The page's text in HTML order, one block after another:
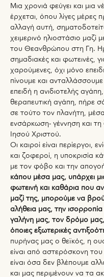
Μια χρονιά φεύγει και μια
έρχεται, όπου λίγες μέρες
αλλαγή αυτή,
χειμερινό ηλιοστάσιο μαζί
του Θεανθρώπου στη Γη.
σημαδιακές και φωτεινές,
χαρούμενες, όχι μόνο
πίνουμε και
επειδή η ανιδιοτελής
θεραπευτική αγάπη, πήρε
σε τούτο τον πλανήτη,
ενσάρκωση- γέννηση και
Ιησού Χριστού.
Οι καιροί είναι περίεργοι,
και ζοφεροί, η υποκρισία
με τον φόβο και την
κάπου μέσα μας, υπάρχει
φωτεινή και καθάρια που
μαζί της, μπορούμε να
αλήθεια μας, την
γαλήνη μας, τον δρόμο
όποιες εξωτερικές
πυρήνας μας ο θεϊκός, η
είναι από αστερόσκονη
είναι όσα δεν βλέπουμε
και μας περιμένουν να τα